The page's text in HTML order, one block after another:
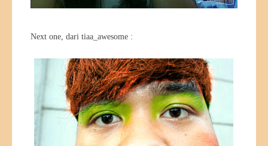
Next one, dari tiaa_awesome :